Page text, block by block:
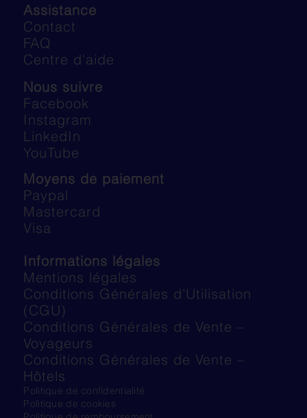
Assistance
Contact
FAQ
Centre d'aide
Informations légales
Mentions légales
Conditions Générales d'Utilisation
(CGU)
Conditions Générales de Vente –
Voyageurs
Conditions Générales de Vente –
Hôtels
Politique de confidentialité
Politique de cookies
Nous suivre
Facebook
Instagram
LinkedIn
YouTube
Moyens de paiement
Paypal
Mastercard
Visa